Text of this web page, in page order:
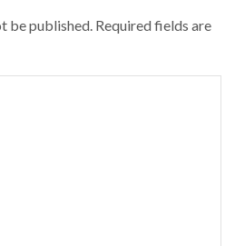
be published. Required fields are